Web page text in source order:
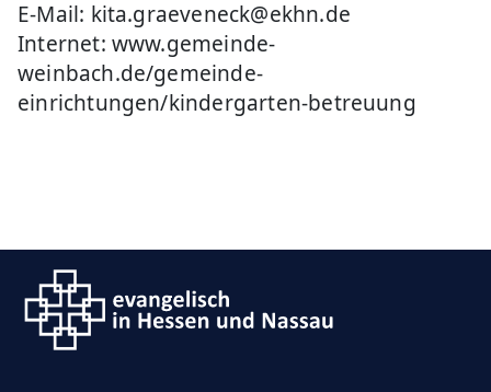
E-Mail: kita.graeveneck@ekhn.de
Internet: www.gemeinde-
weinbach.de/gemeinde-
einrichtungen/kindergarten-betreuung